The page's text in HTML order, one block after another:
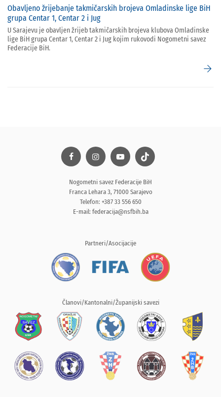
Obavljeno žrijebanje takmičarskih brojeva Omladinske lige BiH
grupa Centar 1, Centar 2 i Jug
U Sarajevu je obavljen žrijeb takmičarskih brojeva klubova Omladinske
lige BiH grupa Centar 1, Centar 2 i Jug kojim rukovodi Nogometni savez
Federacije BiH.
arrow_forward
Nogometni savez Federacije BiH
Franca Lehara 3, 71000 Sarajevo
Telefon: +387 33 556 650
E-mail: federacija@nsfbih.ba
Partneri/Asocijacije
Članovi/Kantonalni/Županijski savezi